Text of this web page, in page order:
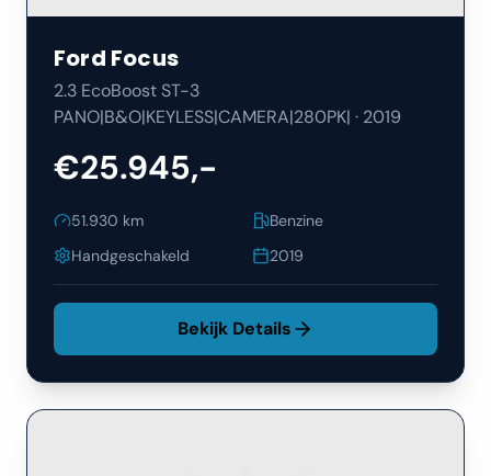
Ford Focus
2.3 EcoBoost ST-3
PANO|B&O|KEYLESS|CAMERA|280PK| · 2019
€25.945,-
51.930 km
Benzine
Handgeschakeld
2019
Bekijk Details